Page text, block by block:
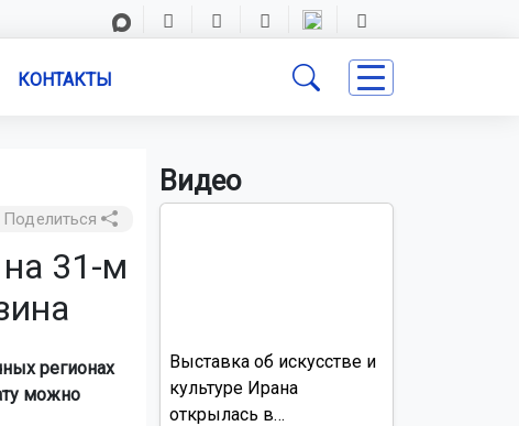
КОНТАКТЫ
Поделиться
31-м
регионах
можно
Видео
Выставка об искусстве и
культуре Ирана
открылась в